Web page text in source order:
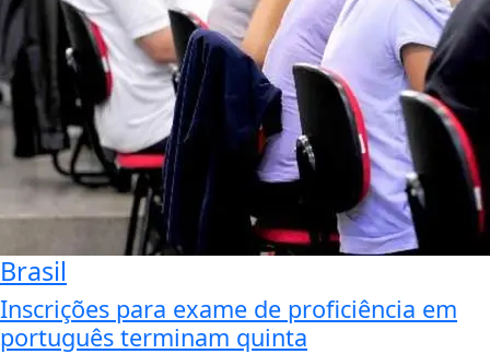
Brasil
Inscrições para exame de proficiência em
português terminam quinta